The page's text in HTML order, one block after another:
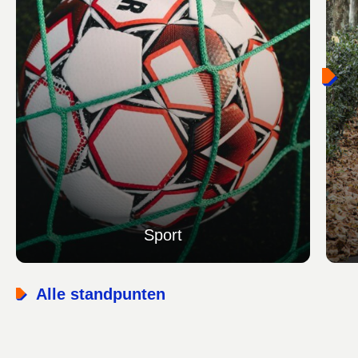
Sport
Alle standpunten